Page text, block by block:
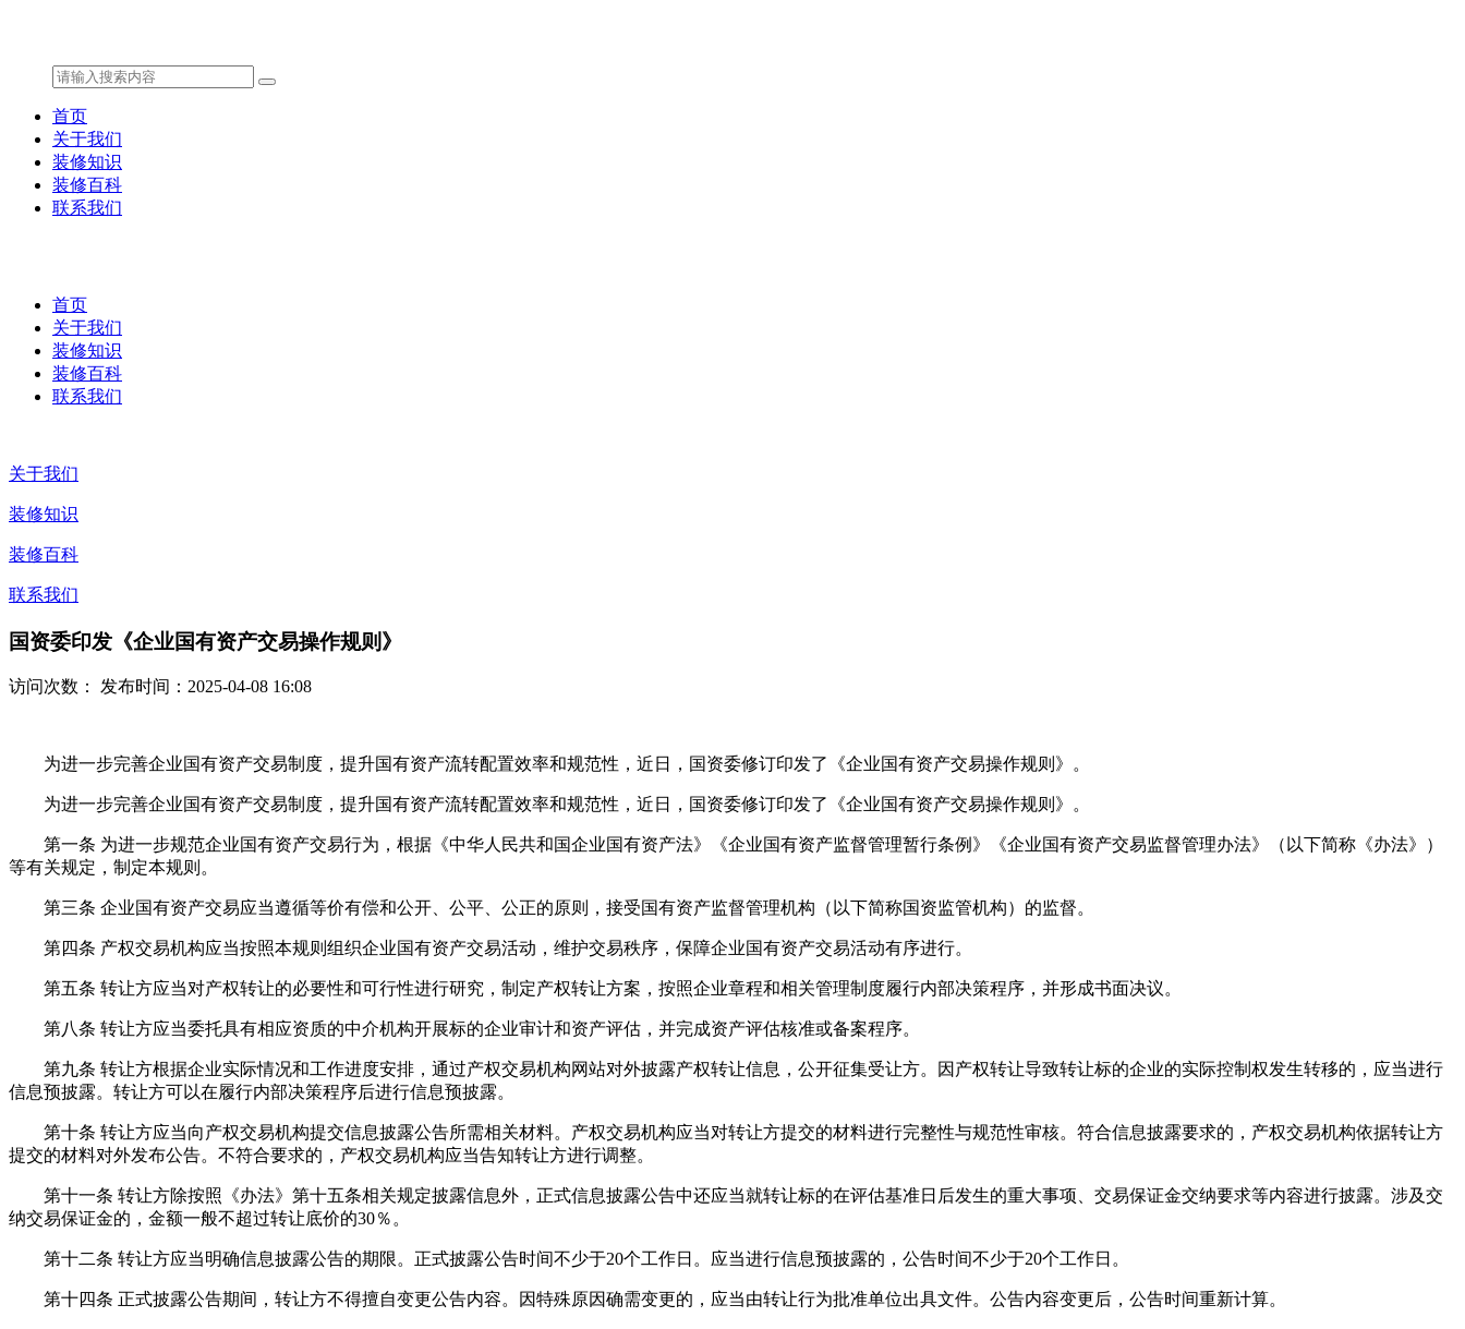
首页
关于我们
装修知识
装修百科
联系我们
首页
关于我们
装修知识
装修百科
联系我们
关于我们
装修知识
装修百科
联系我们
国资委印发《企业国有资产交易操作规则》
访问次数： 发布时间：2025-04-08 16:08
为进一步完善企业国有资产交易制度，提升国有资产流转配置效率和规范性，近日，国资委修订印发了《企业国有资产交易操作规则》。
为进一步完善企业国有资产交易制度，提升国有资产流转配置效率和规范性，近日，国资委修订印发了《企业国有资产交易操作规则》。
第一条 为进一步规范企业国有资产交易行为，根据《中华人民共和国企业国有资产法》《企业国有资产监督管理暂行条例》《企业国有资产交易监督管理办法》（以下简称《办法》）
等有关规定，制定本规则。
第三条 企业国有资产交易应当遵循等价有偿和公开、公平、公正的原则，接受国有资产监督管理机构（以下简称国资监管机构）的监督。
第四条 产权交易机构应当按照本规则组织企业国有资产交易活动，维护交易秩序，保障企业国有资产交易活动有序进行。
第五条 转让方应当对产权转让的必要性和可行性进行研究，制定产权转让方案，按照企业章程和相关管理制度履行内部决策程序，并形成书面决议。
第八条 转让方应当委托具有相应资质的中介机构开展标的企业审计和资产评估，并完成资产评估核准或备案程序。
第九条 转让方根据企业实际情况和工作进度安排，通过产权交易机构网站对外披露产权转让信息，公开征集受让方。因产权转让导致转让标的企业的实际控制权发生转移的，应当进行
信息预披露。转让方可以在履行内部决策程序后进行信息预披露。
第十条 转让方应当向产权交易机构提交信息披露公告所需相关材料。产权交易机构应当对转让方提交的材料进行完整性与规范性审核。符合信息披露要求的，产权交易机构依据转让方
提交的材料对外发布公告。不符合要求的，产权交易机构应当告知转让方进行调整。
第十一条 转让方除按照《办法》第十五条相关规定披露信息外，正式信息披露公告中还应当就转让标的在评估基准日后发生的重大事项、交易保证金交纳要求等内容进行披露。涉及交
纳交易保证金的，金额一般不超过转让底价的30％。
第十二条 转让方应当明确信息披露公告的期限。正式披露公告时间不少于20个工作日。应当进行信息预披露的，公告时间不少于20个工作日。
第十四条 正式披露公告期间，转让方不得擅自变更公告内容。因特殊原因确需变更的，应当由转让行为批准单位出具文件。公告内容变更后，公告时间重新计算。